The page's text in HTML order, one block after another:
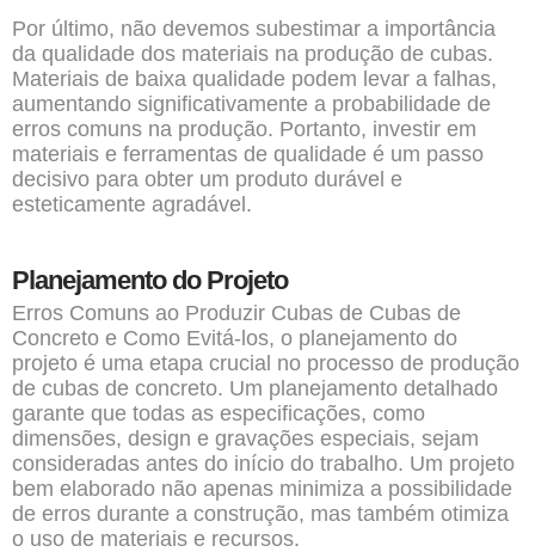
Por último, não devemos subestimar a importância
da qualidade dos materiais na produção de cubas.
Materiais de baixa qualidade podem levar a falhas,
aumentando significativamente a probabilidade de
erros comuns na produção. Portanto, investir em
materiais e ferramentas de qualidade é um passo
decisivo para obter um produto durável e
esteticamente agradável.
Planejamento do Projeto
Erros Comuns ao Produzir Cubas de Cubas de
Concreto e Como Evitá-los, o planejamento do
projeto é uma etapa crucial no processo de produção
de cubas de concreto. Um planejamento detalhado
garante que todas as especificações, como
dimensões, design e gravações especiais, sejam
consideradas antes do início do trabalho. Um projeto
bem elaborado não apenas minimiza a possibilidade
de erros durante a construção, mas também otimiza
o uso de materiais e recursos.